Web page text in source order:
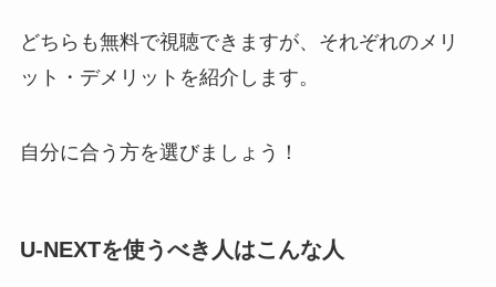
どちらも無料で視聴できますが、それぞれのメリ
ット・デメリットを紹介します。
自分に合う方を選びましょう！
U-NEXTを使うべき人はこんな人